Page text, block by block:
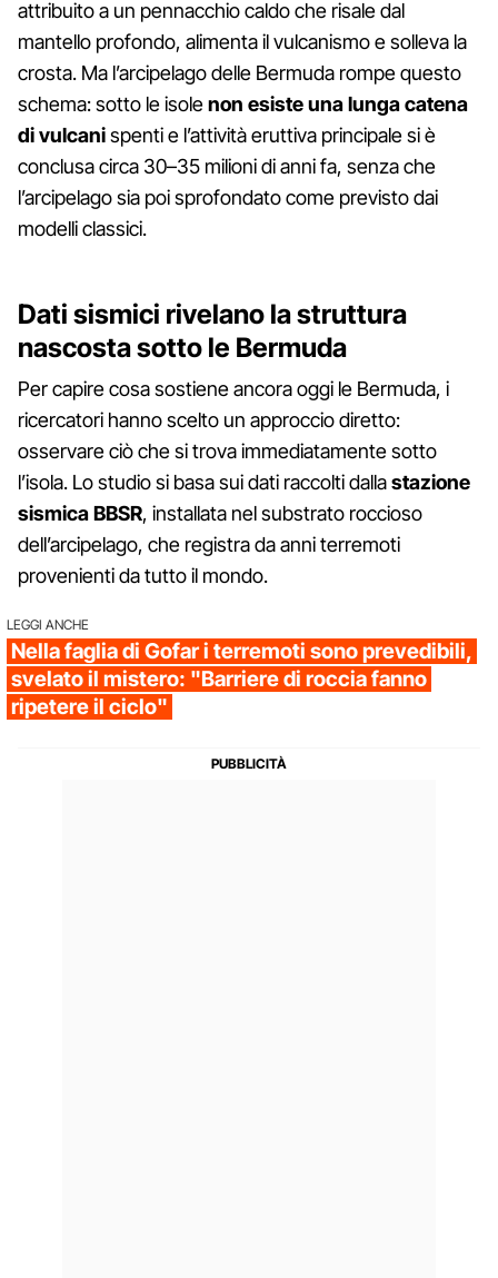
attribuito a un pennacchio caldo che risale dal
mantello profondo, alimenta il vulcanismo e solleva la
crosta. Ma l’arcipelago delle Bermuda rompe questo
schema: sotto le isolenon esiste una lunga catena
di vulcanispenti e l’attività eruttiva principale si è
conclusa circa 30–35 milioni di anni fa, senza che
l’arcipelago sia poi sprofondato come previsto dai
modelli classici.
Dati sismici rivelano la struttura
nascosta sotto le Bermuda
Per capire cosa sostiene ancora oggi le Bermuda, i
ricercatori hanno scelto un approccio diretto:
osservare ciò che si trova immediatamente sotto
l’isola. Lo studio si basa sui dati raccolti dallastazione
sismica BBSR, installata nel substrato roccioso
dell’arcipelago, che registra da anni terremoti
provenienti da tutto il mondo.
LEGGI ANCHE
Nella faglia di Gofar i terremoti sono prevedibili,
svelato il mistero: "Barriere di roccia fanno
ripetere il ciclo"